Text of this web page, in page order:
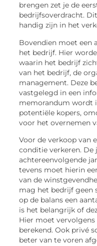
brengen zet je de
bedrijfsoverdracht.
handig zijn in het
Bovendien moet een
het bedrijf. Hier
waarin het bedrijf
van het bedrijf, de
management. Deze
vastgelegd in een
memorandum wordt
potentiële kopers,
voor het overnemen
Voor de verkoop van
conditie verkeren.
achtereenvolgende
tevens moet hierin
van de
mag het bedrijf geen
op de balans een
is het belangrijk of
Hier moet
berekend. Ook privé
beter van te voren